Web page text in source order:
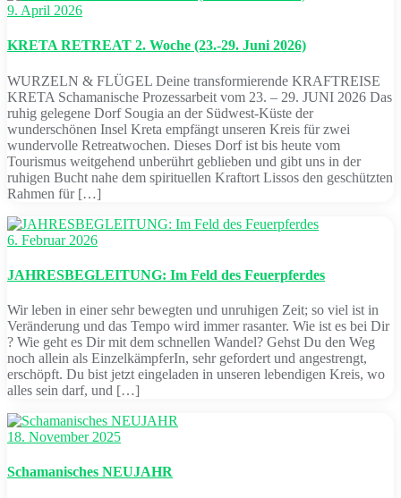
9. April 2026
KRETA RETREAT 2. Woche (23.-29. Juni 2026)
WURZELN & FLÜGEL Deine transformierende KRAFTREISE
KRETA Schamanische Prozessarbeit vom 23. – 29. JUNI 2026 Das
ruhig gelegene Dorf Sougia an der Südwest-Küste der
wunderschönen Insel Kreta empfängt unseren Kreis für zwei
wundervolle Retreatwochen. Dieses Dorf ist bis heute vom
Tourismus weitgehend unberührt geblieben und gibt uns in der
ruhigen Bucht nahe dem spirituellen Kraftort Lissos den geschützten
Rahmen für […]
6. Februar 2026
JAHRESBEGLEITUNG: Im Feld des Feuerpferdes
Wir leben in einer sehr bewegten und unruhigen Zeit; so viel ist in
Veränderung und das Tempo wird immer rasanter. Wie ist es bei Dir
? Wie geht es Dir mit dem schnellen Wandel? Gehst Du den Weg
noch allein als EinzelkämpferIn, sehr gefordert und angestrengt,
erschöpft. Du bist jetzt eingeladen in unseren lebendigen Kreis, wo
alles sein darf, und […]
18. November 2025
Schamanisches NEUJAHR